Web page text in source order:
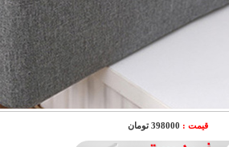
قیمت : 398000 تومان